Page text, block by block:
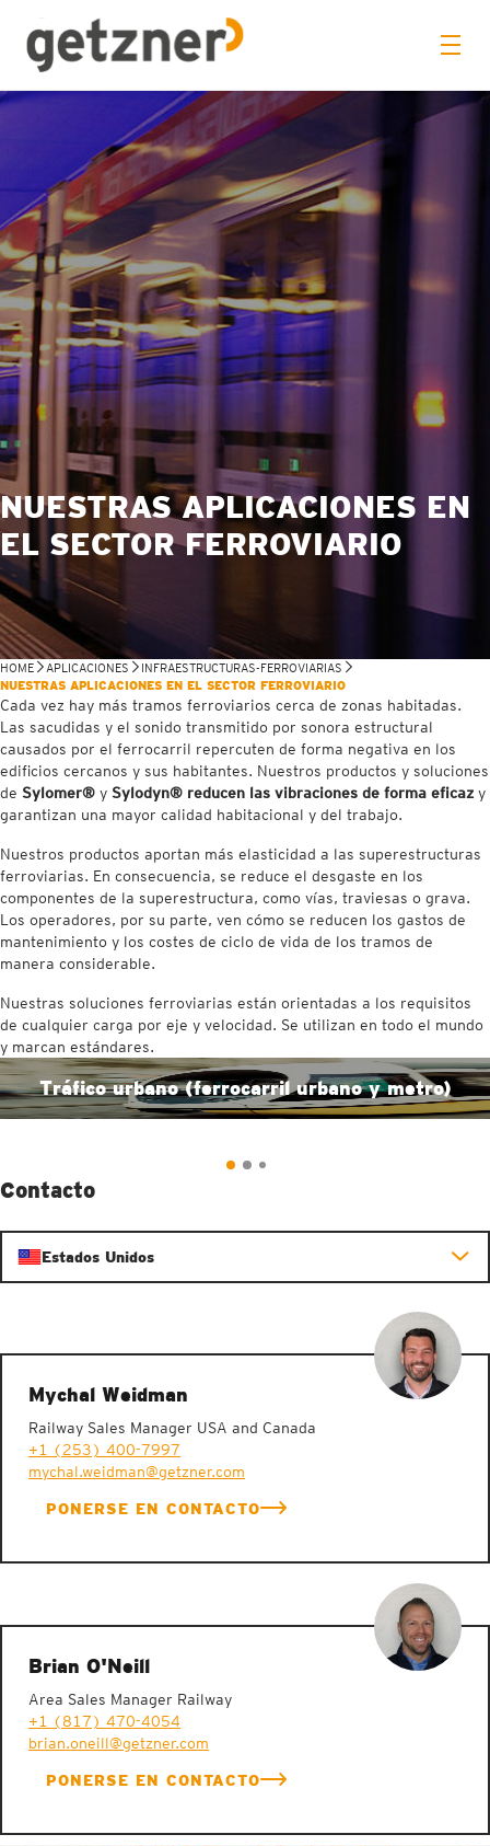
NUESTRAS APLICACIONES EN
EL SECTOR FERROVIARIO
HOME APLICACIONES
INFRAESTRUCTURAS-FERROVIARIAS
NUESTRAS APLICACIONES EN EL SECTOR FERROVIARIO
Cada vez hay más tramos ferroviarios cerca de zonas habitadas.
Las sacudidas y el sonido transmitido por sonora estructural
causados por el ferrocarril repercuten de forma negativa en los
edificios cercanos y sus habitantes. Nuestros productos y soluciones
de Sylomer® y Sylodyn® reducen las vibraciones de forma eficaz y
garantizan una mayor calidad habitacional y del trabajo.
Nuestros productos aportan más elasticidad a las superestructuras
ferroviarias. En consecuencia, se reduce el desgaste en los
componentes de la superestructura, como vías, traviesas o grava.
Los operadores, por su parte, ven cómo se reducen los gastos de
mantenimiento y los costes de ciclo de vida de los tramos de
manera considerable.
Nuestras soluciones ferroviarias están orientadas a los requisitos
de cualquier carga por eje y velocidad. Se utilizan en todo el mundo
y marcan estándares.
Tráfico urbano (ferrocarril urbano y metro)
Contacto
Estados Unidos
Mychal Weidman
Railway Sales Manager USA and Canada
+1 (253) 400-7997
mychal.weidman@getzner.com
PONERSE EN CONTACTO
Brian O'Neill
Area Sales Manager Railway
+1 (817) 470-4054
brian.oneill@getzner.com
PONERSE EN CONTACTO